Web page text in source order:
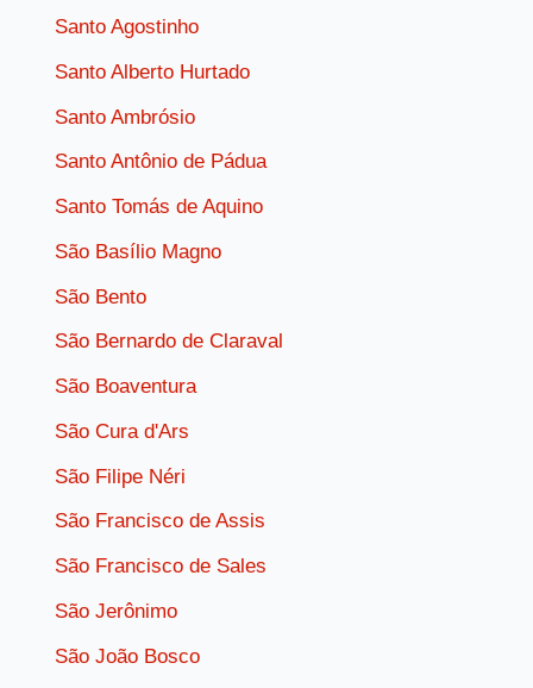
Santo Agostinho
Santo Alberto Hurtado
Santo Ambrósio
Santo Antônio de Pádua
Santo Tomás de Aquino
São Basílio Magno
São Bento
São Bernardo de Claraval
São Boaventura
São Cura d'Ars
São Filipe Néri
São Francisco de Assis
São Francisco de Sales
São Jerônimo
São João Bosco